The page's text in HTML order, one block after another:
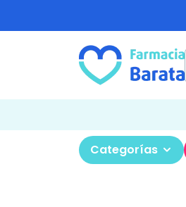
Categorías